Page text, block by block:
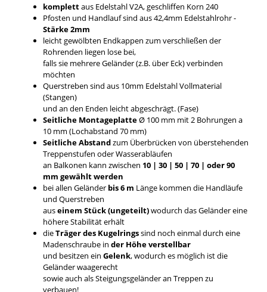
komplettaus Edelstahl V2A, geschliffen Korn 240
Pfosten und Handlauf sind aus 42,4mm Edelstahlrohr -
Stärke 2mm
leicht gewölbten Endkappen zum verschließen der
Rohrenden liegen lose bei,
falls sie mehrere Geländer (z.B. über Eck) verbinden
möchten
Querstreben sind aus 10mm Edelstahl Vollmaterial
(Stangen)
und an den Enden leicht abgeschrägt. (Fase)
Seitliche MontageplatteØ 100 mm mit 2 Bohrungen a
10 mm (Lochabstand 70 mm)
Seitliche Abstandzum Überbrücken von überstehenden
Treppenstufen oder Wasserabläufen
an Balkonen kann zwischen 10 | 30 | 50 | 70 | oder 90
mm gewählt werden
bei allen Geländer bis 6 m Länge kommen die Handläufe
und Querstreben
auseinem Stück (ungeteilt)wodurch das Geländer eine
höhere Stabilität erhält
dieTräger des Kugelringssind noch einmal durch eine
Madenschraube in der Höhe verstellbar
und besitzen ein Gelenk, wodurch es möglich ist die
Geländer waagerecht
sowie auch als Steigungsgeländer an Treppen zu
verbauen!